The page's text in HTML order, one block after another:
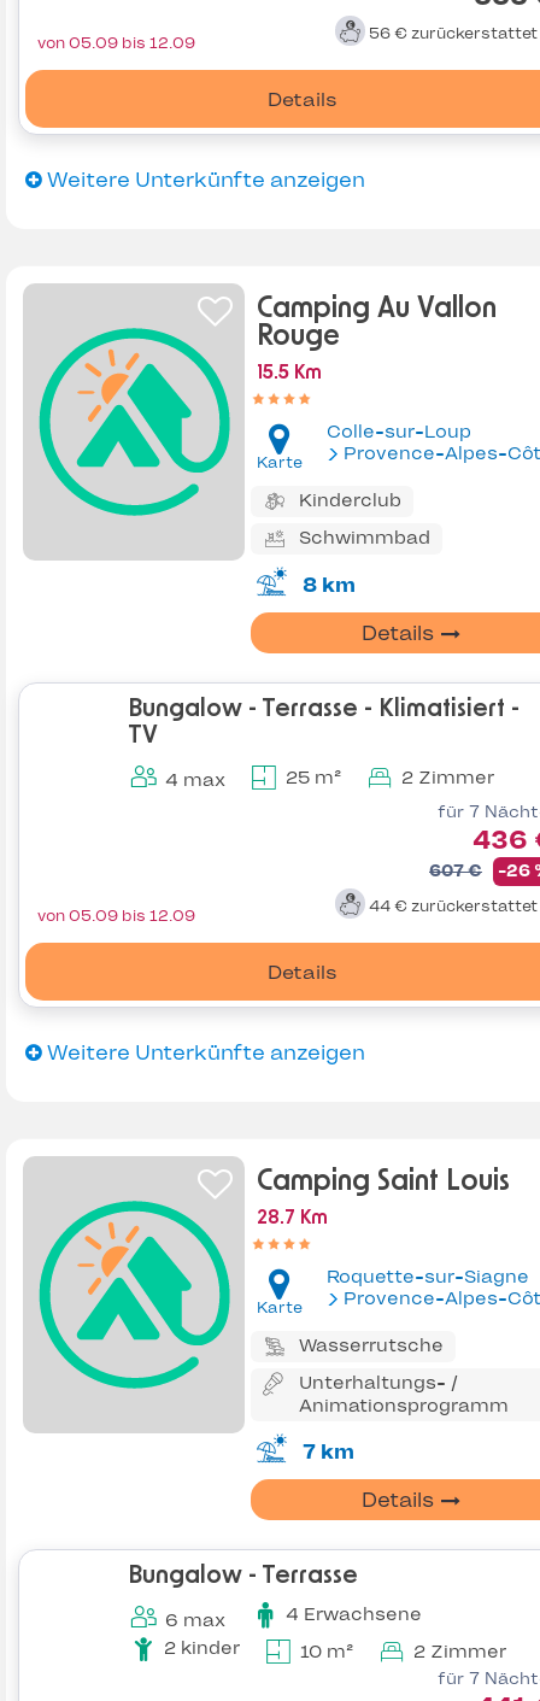
56 € zurückerstattet
Details
von 05.09 bis 12.09
Weitere Unterkünfte anzeigen
Camping Au Vallon
Rouge
15.5 Km
Karte
Colle-sur-Loup
Provence-Alpes-Côte
Kinderclub
Schwimmbad
8 km
Details
Bungalow - Terrasse - Klimatisiert -
TV
4 max 25 m² 2 Zimmer
für 7
436
607 € -26
44 € zurückerstattet
Details
von 05.09 bis 12.09
Weitere Unterkünfte anzeigen
Camping Saint Louis
28.7 Km
Karte
Roquette-sur-Siagne
Provence-Alpes-Côte
Wasserrutsche
Unterhaltungs- /
Animationsprogramm
7 km
Details
Bungalow - Terrasse
6 max
4 Erwachsene
2 kinder
10 m² 2 Zimmer
für 7